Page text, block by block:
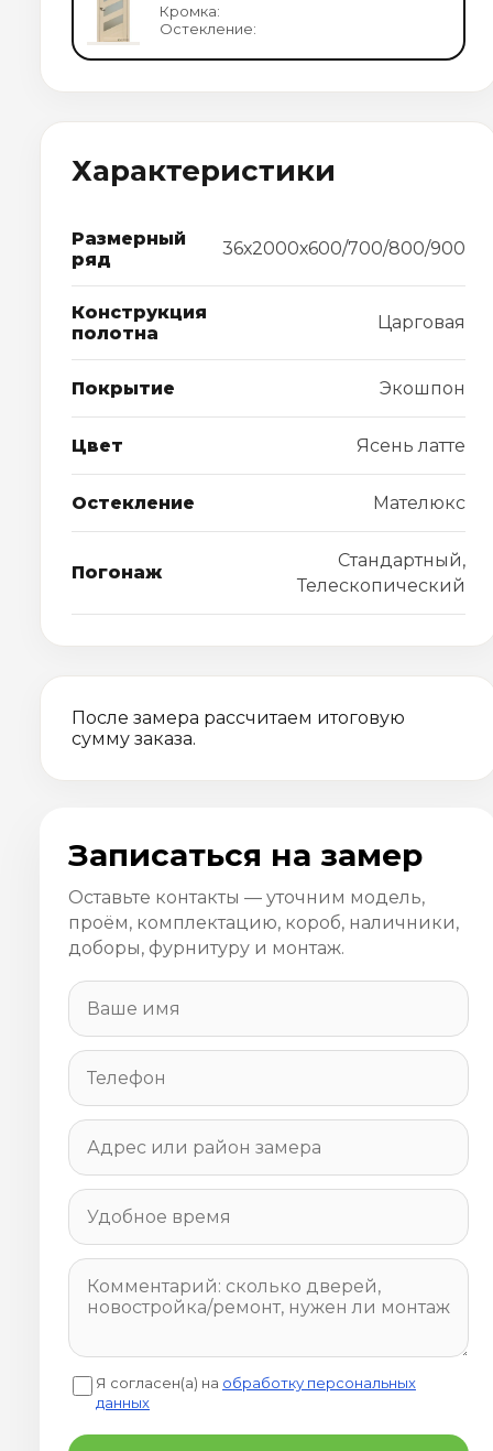
Кромка:
Остекление:
Характеристики
Размерный
ряд
36х2000х600/700/800/900
Конструкция
полотна
Царговая
Покрытие Экошпон
Цвет Ясень латте
Остекление Мателюкс
Погонаж
Стандартный,
Телескопический
После замера рассчитаем итоговую
сумму заказа.
Записаться на замер
Оставьте контакты — уточним модель,
проём, комплектацию, короб, наличники,
доборы, фурнитуру и монтаж.
Я согласен(а) на обработку персональных
данных